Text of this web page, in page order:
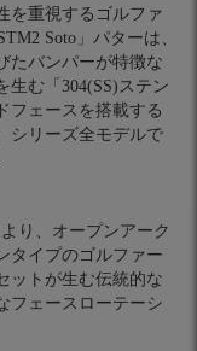
を重視するゴルファ
Soto」パターは、
たバンパーが特徴な
生む「304(SS)ステン
フェースを搭載する
シリーズ全モデルで
り、オープンアーク
タイプのゴルファー
ットが生む伝統的な
フェースローテーシ